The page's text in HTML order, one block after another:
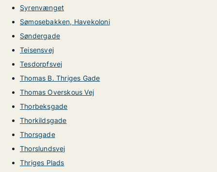
Syrenvænget
Sømosebakken, Havekoloni
Søndergade
Teisensvej
Tesdorpfsvej
Thomas B. Thriges Gade
Thomas Overskous Vej
Thorbeksgade
Thorkildsgade
Thorsgade
Thorslundsvej
Thriges Plads